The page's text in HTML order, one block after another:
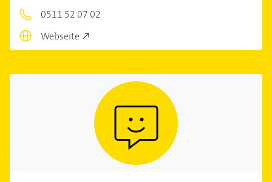
0511 52 07 02
Webseite